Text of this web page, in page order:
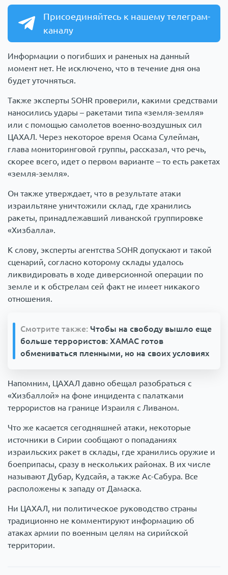
Присоединяйтесь к нашему телеграм-
каналу
Информации о погибших и раненых на данный
момент нет. Не исключено, что в течение дня она
будет уточняться.
Также эксперты SOHR проверили, какими средствами
наносились удары – ракетами типа «земля-земля»
или с помощью самолетов военно-воздушных сил
ЦАХАЛ. Через некоторое время Осама Сулейман,
глава мониторинговой группы, рассказал, что речь,
скорее всего, идет о первом варианте – то есть ракетах
«земля-земля».
Он также утверждает, что в результате атаки
израильтяне уничтожили склад, где хранились
ракеты, принадлежавший ливанской группировке
«Хизбалла».
К слову, эксперты агентства SOHR допускают и такой
сценарий, согласно которому склады удалось
ликвидировать в ходе диверсионной операции по
земле и к обстрелам сей факт не имеет никакого
отношения.
Смотрите также: Чтобы на свободу вышло еще
больше террористов: ХАМАС готов
обмениваться пленными, но на своих условиях
Напомним, ЦАХАЛ давно обещал разобраться с
«Хизбаллой» на фоне инцидента с палатками
террористов на границе Израиля с Ливаном.
Что же касается сегодняшней атаки, некоторые
источники в Сирии сообщают о попаданиях
израильских ракет в склады, где хранились оружие и
боеприпасы, сразу в нескольких районах. В их числе
называют Дубар, Кудсайя, а также Ас-Сабура. Все
расположены к западу от Дамаска.
Ни ЦАХАЛ, ни политическое руководство страны
традиционно не комментируют информацию об
атаках армии по военным целям на сирийской
территории.